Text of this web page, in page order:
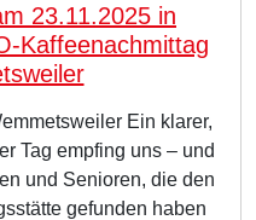
23.11.2025 in
Kaffeenachmittag
Ein klarer,
Tag empfing uns – und
und Senioren, die den
gefunden haben